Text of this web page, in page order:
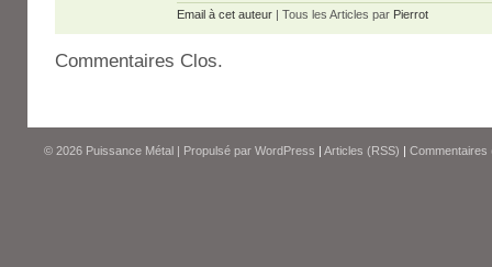
Email à cet auteur | Tous les Articles par Pierrot
Commentaires Clos.
© 2026 Puissance Métal | Propulsé par WordPress | Articles (RSS) | Commentaires